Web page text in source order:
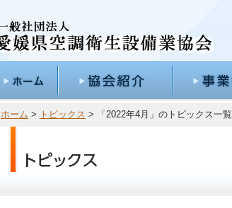
ホーム > トピックス > 「2022年4月」のトピックス一覧